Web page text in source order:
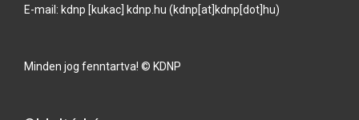
E-mail: kdnp [kukac] kdnp hu (kdnp[at]kdnp[dot]hu)
Minden jog fenntartva! © KDNP